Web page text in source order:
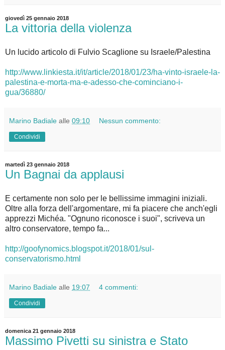
giovedì 25 gennaio 2018
La vittoria della violenza
Un lucido articolo di Fulvio Scaglione su Israele/Palestina
http://www.linkiesta.it/it/article/2018/01/23/ha-vinto-israele-la-
palestina-e-morta-ma-e-adesso-che-cominciano-i-
gua/36880/
Marino Badiale alle 09:10 Nessun commento:
Condividi
martedì 23 gennaio 2018
Un Bagnai da applausi
E certamente non solo per le bellissime immagini iniziali.
Oltre alla forza dell'argomentare, mi fa piacere che anch'egli
apprezzi Michéa. "Ognuno riconosce i suoi", scriveva un
altro conservatore, tempo fa...
http://goofynomics.blogspot.it/2018/01/sul-
conservatorismo.html
Marino Badiale alle 19:07 4 commenti:
Condividi
domenica 21 gennaio 2018
Massimo Pivetti su sinistra e Stato